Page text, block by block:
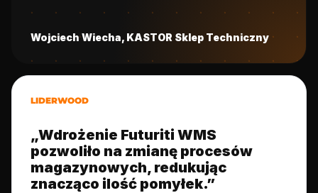
Wojciech Wiecha, KASTOR Sklep Techniczny
LIDERWOOD
„Wdrożenie Futuriti WMS
pozwoliło na zmianę procesów
magazynowych, redukując
znacząco ilość pomyłek.”